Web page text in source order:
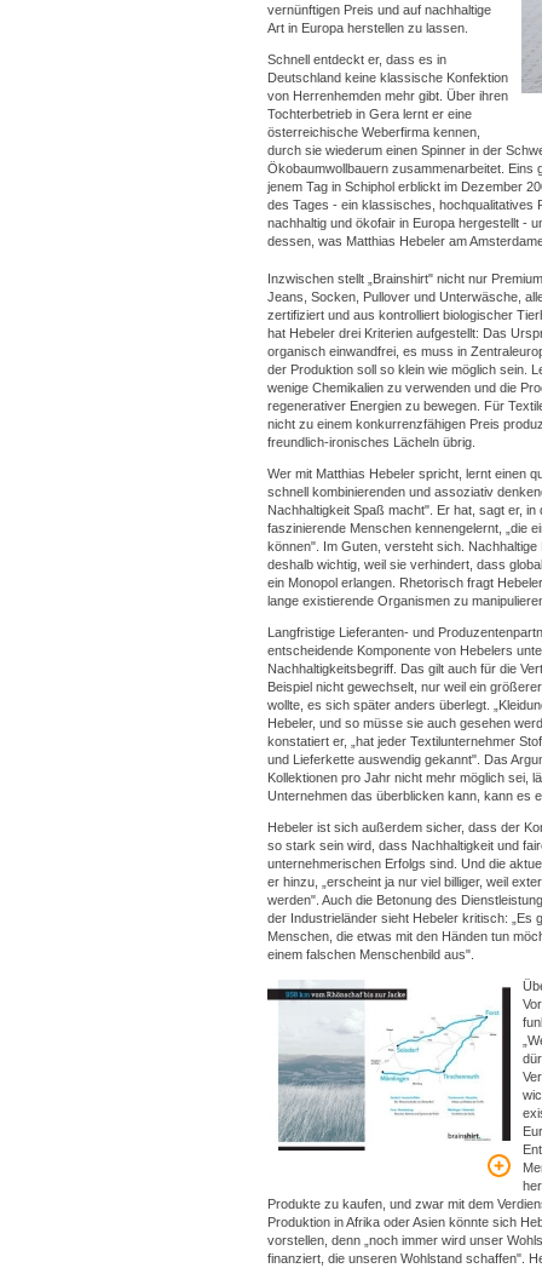
vernünftigen Preis und auf nachhaltige
Art in Europa herstellen zu lassen.
Schnell entdeckt er, dass es in
Deutschland keine klassische Konfektion
von Herrenhemden mehr gibt. Über ihren
Tochterbetrieb in Gera lernt er eine
österreichische Weberfirma kennen,
durch sie wiederum einen Spinner in der
Ökobaumwollbauern zusammenarbeitet. Eins
jenem Tag in Schiphol erblickt im Dezember
des Tages - ein klassisches, hochqualitatives
nachhaltig und ökofair in Europa hergestellt -
dessen, was Matthias Hebeler am
Inzwischen stellt „Brainshirt" nicht nur
Jeans, Socken, Pullover und Unterwäsche,
zertifiziert und aus kontrolliert biologischer
hat Hebeler drei Kriterien aufgestellt: Das
organisch einwandfrei, es muss in
der Produktion soll so klein wie möglich sein.
wenige Chemikalien zu verwenden und die
regenerativer Energien zu bewegen. Für
nicht zu einem konkurrenzfähigen Preis
freundlich-ironisches Lächeln übrig.
Wer mit Matthias Hebeler spricht, lernt einen
schnell kombinierenden und assoziativ
Nachhaltigkeit Spaß macht". Er hat, sagt er,
faszinierende Menschen kennengelernt, „die
können". Im Guten, versteht sich. Nachhaltige
deshalb wichtig, weil sie verhindert, dass
ein Monopol erlangen. Rhetorisch fragt
lange existierende Organismen zu
Langfristige Lieferanten- und
entscheidende Komponente von Hebelers
Nachhaltigkeitsbegriff. Das gilt auch für die
Beispiel nicht gewechselt, nur weil ein
wollte, es sich später anders überlegt.
Hebeler, und so müsse sie auch gesehen
konstatiert er, „hat jeder Textilunternehmer
und Lieferkette auswendig gekannt". Das
Kollektionen pro Jahr nicht mehr möglich sei,
Unternehmen das überblicken kann, kann es
Hebeler ist sich außerdem sicher, dass der
so stark sein wird, dass Nachhaltigkeit und
unternehmerischen Erfolgs sind. Und die
er hinzu, „erscheint ja nur viel billiger, weil
werden". Auch die Betonung des
der Industrieländer sieht Hebeler kritisch: „Es
Menschen, die etwas mit den Händen tun
einem falschen Menschenbild aus".
Produkte zu kaufen, und zwar mit dem
Produktion in Afrika oder Asien könnte sich
vorstellen, denn „noch immer wird unser
finanziert, die unseren Wohlstand schaffen".